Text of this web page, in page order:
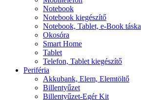
Notebook
Notebook kiegészítő
Notebook, Tablet, e-Book táska
Okosóra
Smart Home
Tablet
Telefon, Tablet kiegészítő
Periféria
Akkubank, Elem, Elemtöltő
Billentyűzet
Billentyűzet-Egér Kit